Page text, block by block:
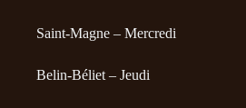
Saint-Magne – Mercredi
Belin-Béliet – Jeudi